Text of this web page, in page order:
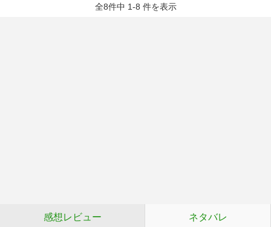
全8件中 1-8 件を表示
感想レビュー ネタバレ